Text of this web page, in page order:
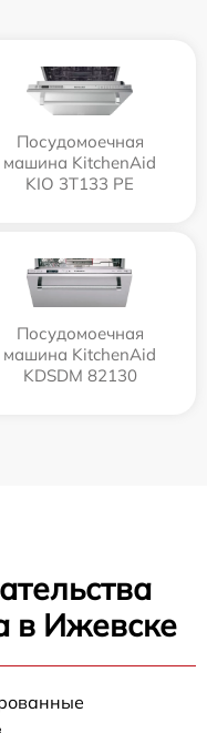
Посудомоечная
машина KitchenAid
KIO 3T133 PE
Посудомоечная
машина KitchenAid
KDSDM 82130
в Ижевске